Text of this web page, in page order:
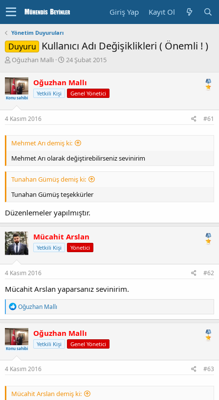
Giriş Yap Kayıt Ol
Yönetim Duyuruları
Duyuru Kullanıcı Adı Değişiklikleri ( Önemli ! )
K
n
u
y
b
a
a
t
Oğuzhan Mallı
B
l
g
T
a
r
i
24 Şubat 2015
Konu sahibi
Oğuzhan Mallı
Yetkili Kişi Genel Yönetici
4 Kasım 2016 #61
Mehmet Arı demiş ki:
Mehmet Arı olarak değiştirebilirseniz sevinirim
Tunahan Gümüş demiş ki:
Tunahan Gümüş teşekkürler
Düzenlemeler yapılmıştır.
Mücahit Arslan
Yetkili Kişi Yönetici
4 Kasım 2016 #62
Mücahit Arslan yaparsanız sevinirim.
T
e
p
k
i
l
e
r
:
Oğuzhan Mallı
Konu sahibi
Oğuzhan Mallı
Yetkili Kişi Genel Yönetici
4 Kasım 2016 #63
Mücahit Arslan demiş ki: